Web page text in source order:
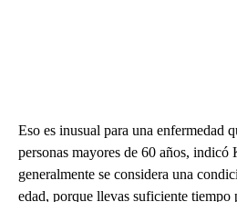
Eso es inusual para una enfermedad
personas mayores de 60 años, indicó
generalmente se considera una
edad, porque llevas suficiente tiempo